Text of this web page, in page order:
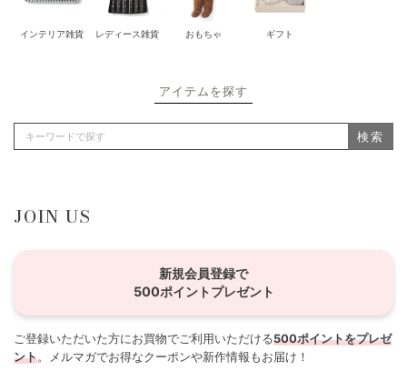
インテリア雑貨 レディース雑貨 おもちゃ ギフト
アイテムを探す
検索
JOIN US
新規会員登録で
500ポイントプレゼント
ご登録いただいた方にお買物でご利用いただける500ポイントをプレゼ
ント。メルマガでお得なクーポンや新作情報もお届け！